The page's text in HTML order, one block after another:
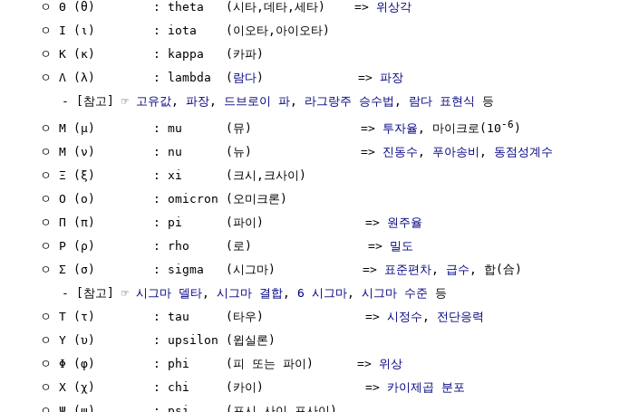
  ㅇ Θ (θ)        : theta   (시타,데타,세타)    =>
위상각
  ㅇ Ι (ι)        : iota    (이오타,아이오타)
  ㅇ Κ (κ)        : kappa   (카파)
  ㅇ Λ (λ)        : lambda  (
람다)             => 파장
     - [참고] ☞
고유값 , 파장 , 드브로이 파 , 라그랑주 승수법 , 람다 표현식 등
  ㅇ Μ (μ)        : mu      (뮤)               =>
투자율 , 마이크로(10-6 )
  ㅇ Μ (ν)        : nu      (뉴)               =>
진동수 , 푸아송비 , 동점성계수
  ㅇ Ξ (ξ)        : xi      (크시,크사이)
  ㅇ Ο (ο)        : omicron (오미크론)
  ㅇ Π (π)        : pi      (파이)              =>
원주율
  ㅇ Ρ (ρ)        : rho     (로)                =>
밀도
  ㅇ Σ (σ)        : sigma   (시그마)            =>
표준편차 , 급수 , 합(合)
     - [참고] ☞
시그마 델타 , 시그마 결합 , 6 시그마 , 시그마 수준 등
  ㅇ Τ (τ)        : tau     (타우)              =>
시정수 , 전단응력
  ㅇ Υ (υ)        : upsilon (윕실론)
  ㅇ Φ (φ)        : phi     (피 또는 파이)      =>
위상
  ㅇ Χ (χ)        : chi     (카이)              =>
카이제곱 분포